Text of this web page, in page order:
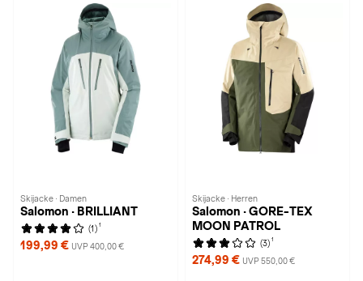
Skijacke · Damen
Salomon · BRILLIANT
(1) 1
199,99 € UVP 400,00 €
Skijacke · Herren
Salomon · GORE-TEX
MOON PATROL
(3) 1
274,99 € UVP 550,00 €